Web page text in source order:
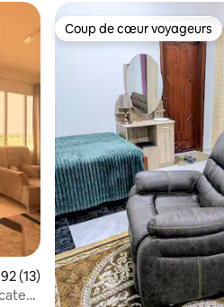
moyenne sur la base de 13
(13)
Coup de cœur voyageurs
Coup de cœur voyageurs